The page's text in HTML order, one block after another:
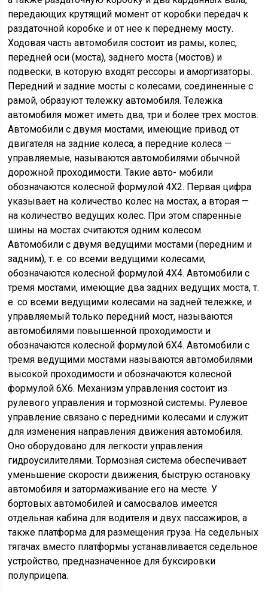
передающих крутящий момент от коробки передач к
раздаточной коробке и от нее к переднему мосту.
Ходовая часть автомобиля состоит из рамы, колес,
передней оси (моста), заднего моста (мостов) и
подвески, в которую входят рессоры и амортизаторы.
Передний и задние мосты с колесами, соединенные с
рамой, образуют тележку автомобиля. Тележка
автомобиля может иметь два, три и более трех мостов.
Автомобили с двумя мостами, имеющие привод от
двигателя на задние колеса, а передние колеса —
управляемые, называются автомобилями обычной
дорожной проходимости. Такие авто- мобили
обозначаются колесной формулой 4X2. Первая цифра
указывает на количество колес на мостах, а вторая —
на количество ведущих колес. При этом спаренные
шины на мостах считаются одним колесом.
Автомобили с двумя ведущими мостами (передним и
задним), т. е. со всеми ведущими колесами,
обозначаются колесной формулой 4X4. Автомобили с
тремя мостами, имеющие два задних ведущих моста, т.
е. со всеми ведущими колесами на задней тележке, и
управляемый только передний мост, называются
автомобилями повышенной проходимости и
обозначаются колесной формулой 6X4. Автомобили с
тремя ведущими мостами называются автомобилями
высокой проходимости и обозначаются колесной
формулой 6X6. Механизм управления состоит из
рулевого управления и тормозной системы. Рулевое
управление связано с передними колесами и служит
для изменения направления движения автомобиля.
Оно оборудовано для легкости управления
гидроусилителями. Тормозная система обеспечивает
уменьшение скорости движения, быструю остановку
автомобиля и затормаживание его на месте. У
бортовых автомобилей и самосвалов имеется
отдельная кабина для водителя и двух пассажиров, а
также платформа для размещения груза. На седельных
тягачах вместо платформы устанавливается седельное
устройство, предназначенное для буксировки
полуприцепа.